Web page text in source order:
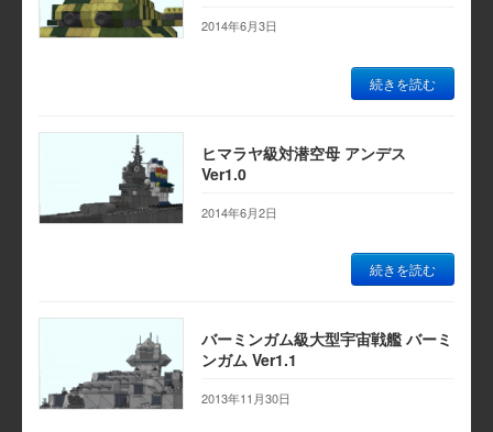
2014年6月3日
続きを読む
ヒマラヤ級対潜空母 アンデス
Ver1.0
2014年6月2日
続きを読む
バーミンガム級大型宇宙戦艦 バーミ
ンガム Ver1.1
2013年11月30日